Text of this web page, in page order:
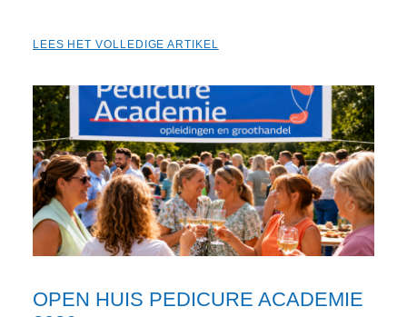
LEES HET VOLLEDIGE ARTIKEL
OPEN HUIS PEDICURE ACADEMIE